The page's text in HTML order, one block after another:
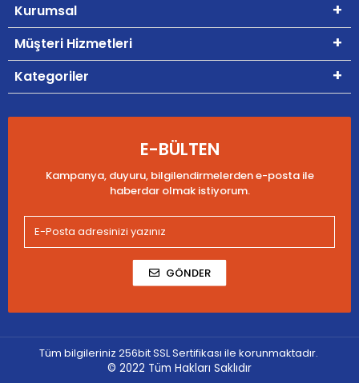
Kurumsal
Müşteri Hizmetleri
Kategoriler
E-BÜLTEN
Kampanya, duyuru, bilgilendirmelerden e-posta ile
haberdar olmak istiyorum.
GÖNDER
Tüm bilgileriniz 256bit SSL Sertifikası ile korunmaktadır.
© 2022 Tüm Hakları Saklıdır